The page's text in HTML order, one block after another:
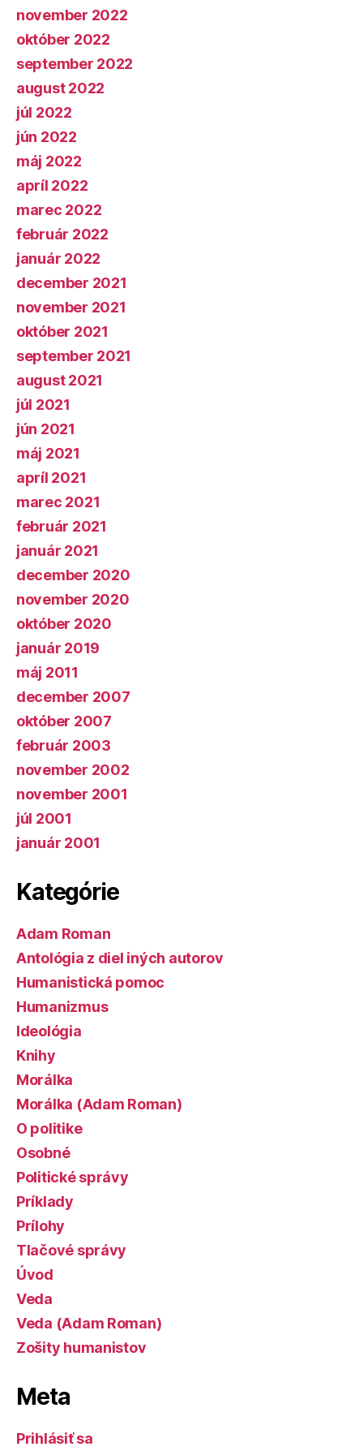
november 2022
október 2022
september 2022
august 2022
júl 2022
jún 2022
máj 2022
apríl 2022
marec 2022
február 2022
január 2022
december 2021
november 2021
október 2021
september 2021
august 2021
júl 2021
jún 2021
máj 2021
apríl 2021
marec 2021
február 2021
január 2021
december 2020
november 2020
október 2020
január 2019
máj 2011
december 2007
október 2007
február 2003
november 2002
november 2001
júl 2001
január 2001
Kategórie
Adam Roman
Antológia z diel iných autorov
Humanistická pomoc
Humanizmus
Ideológia
Knihy
Morálka
Morálka (Adam Roman)
O politike
Osobné
Politické správy
Príklady
Prílohy
Tlačové správy
Úvod
Veda
Veda (Adam Roman)
Zošity humanistov
Meta
Prihlásiť sa